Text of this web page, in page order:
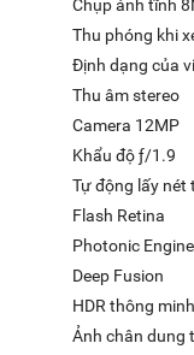
Chụp ảnh tĩnh
Thu phóng khi
Định dạng của
Thu âm stereo
Camera 12MP
Khẩu độ ƒ/1.9
Tự động lấy nét
Flash Retina
Photonic Engine
Deep Fusion
HDR thông
Ảnh chân dung